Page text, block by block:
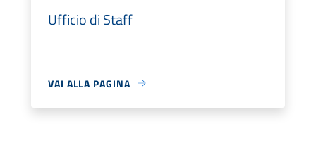
Ufficio di Staff
VAI ALLA PAGINA